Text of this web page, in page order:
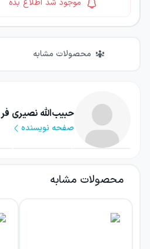
محصولات مشابه
حبیب‌الله نصیری فر
صفحه نویسنده
محصولات مشابه